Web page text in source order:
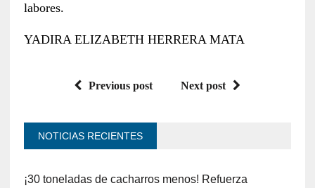
labores.
YADIRA ELIZABETH HERRERA MATA
Previous post Next post
NOTICIAS RECIENTES
¡30 toneladas de cacharros menos! Refuerza